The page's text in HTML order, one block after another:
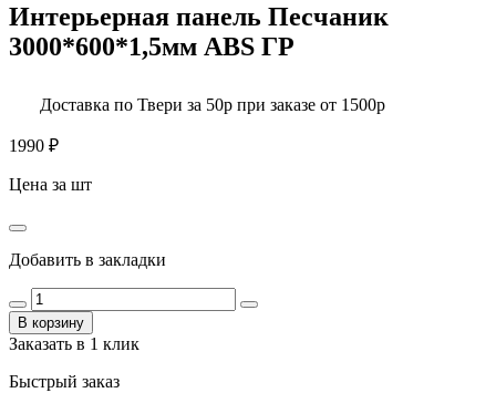
Интерьерная панель Песчаник
3000*600*1,5мм ABS ГР
Доставка по Твери за 50р при заказе от 1500р
1990 ₽
Цена за шт
Добавить в закладки
В корзину
Заказать в 1 клик
Быстрый заказ